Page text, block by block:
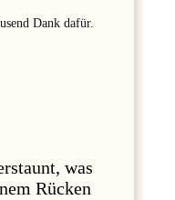
Dank dafür.
was
Rücken